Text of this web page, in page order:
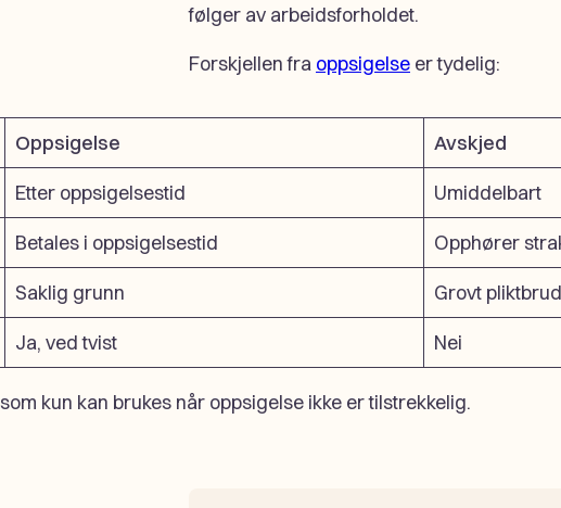
følger av arbeidsforholdet.
Forskjellen fra oppsigelse er tydelig:
Oppsigelse
Avskjed
Etter oppsigelsestid
Umiddelbart
Betales i oppsigelsestid
Opphører
Saklig grunn
Grovt
Ja, ved tvist Nei
som kun kan brukes når oppsigelse ikke er tilstrekkelig.